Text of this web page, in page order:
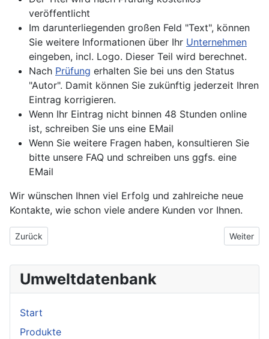
veröffentlicht
Im darunterliegenden großen Feld "Text", können
Sie weitere Informationen über Ihr Unternehmen
eingeben, incl. Logo. Dieser Teil wird berechnet.
Nach Prüfung erhalten Sie bei uns den Status
"Autor". Damit können Sie zukünftig jederzeit Ihren
Eintrag korrigieren.
Wenn Ihr Eintrag nicht binnen 48 Stunden online
ist, schreiben Sie uns eine EMail
Wenn Sie weitere Fragen haben, konsultieren Sie
bitte unsere FAQ und schreiben uns ggfs. eine
EMail
Wir wünschen Ihnen viel Erfolg und zahlreiche neue
Kontakte, wie schon viele andere Kunden vor Ihnen.
Vorheriger Beitrag: Smog
Zurück Nächster
Weiter
Umweltdatenbank
Start
Produkte